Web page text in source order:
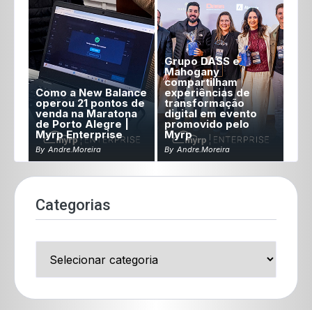
Como a New Balance
operou 21 pontos de
venda na Maratona
de Porto Alegre |
Myrp Enterprise
By Andre.moreira
Grupo DASS e
Mahogany
compartilham
experiências de
transformação
digital em evento
promovido pelo
Myrp
By Andre.moreira
Categorias